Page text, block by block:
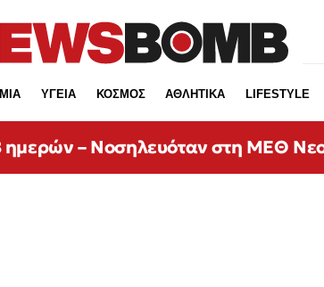
ΥΓΕΙΑ ΚΟΣΜΟΣ ΑΘΛΗΤΙΚΑ LIFESTYLE
ημερών – Νοσηλευόταν στη ΜΕΘ